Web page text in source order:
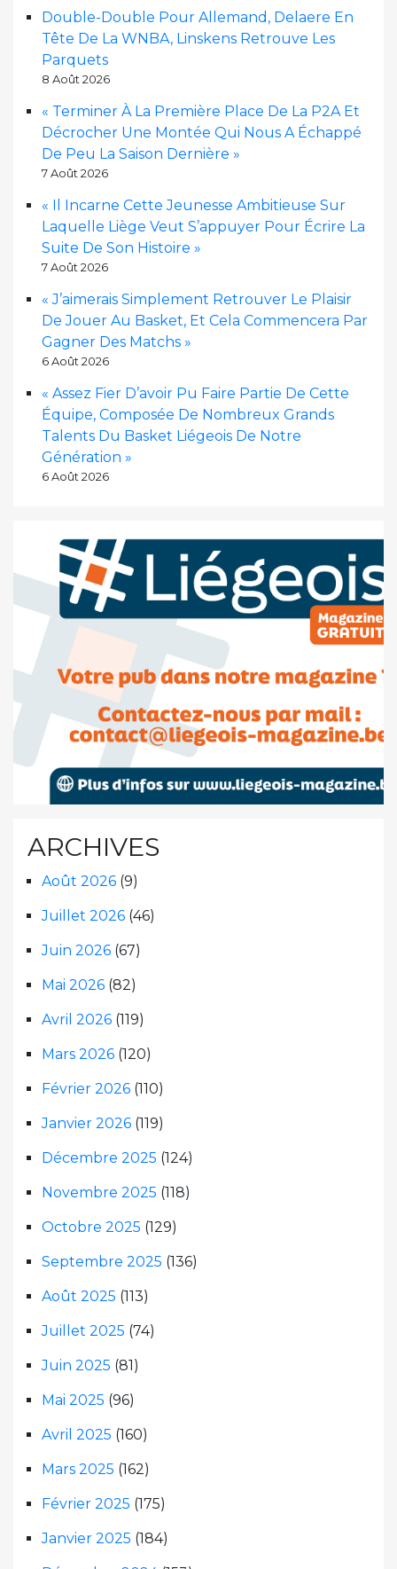
Double-Double Pour Allemand, Delaere En
Tête De La WNBA, Linskens Retrouve Les
Parquets
8 Août 2026
« Terminer À La Première Place De La P2A Et
Décrocher Une Montée Qui Nous A Échappé
De Peu La Saison Dernière »
7 Août 2026
« Il Incarne Cette Jeunesse Ambitieuse Sur
Laquelle Liège Veut S’appuyer Pour Écrire La
Suite De Son Histoire »
7 Août 2026
« J’aimerais Simplement Retrouver Le Plaisir
De Jouer Au Basket, Et Cela Commencera Par
Gagner Des Matchs »
6 Août 2026
« Assez Fier D’avoir Pu Faire Partie De Cette
Équipe, Composée De Nombreux Grands
Talents Du Basket Liégeois De Notre
Génération »
6 Août 2026
ARCHIVES
Août 2026 (9)
Juillet 2026 (46)
Juin 2026 (67)
Mai 2026 (82)
Avril 2026 (119)
Mars 2026 (120)
Février 2026 (110)
Janvier 2026 (119)
Décembre 2025 (124)
Novembre 2025 (118)
Octobre 2025 (129)
Septembre 2025 (136)
Août 2025 (113)
Juillet 2025 (74)
Juin 2025 (81)
Mai 2025 (96)
Avril 2025 (160)
Mars 2025 (162)
Février 2025 (175)
Janvier 2025 (184)